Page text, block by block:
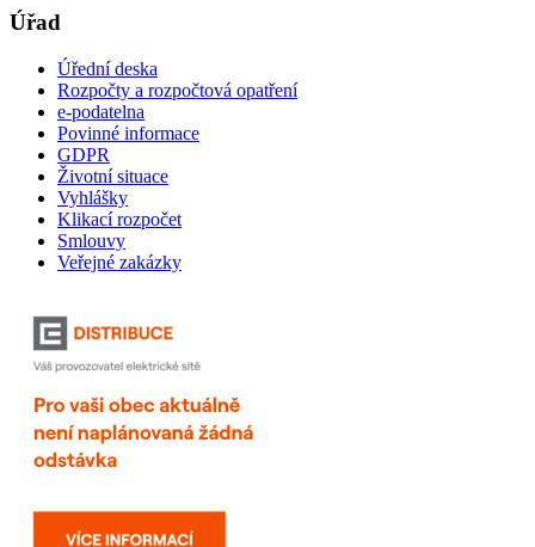
Úřad
Úřední deska
Rozpočty a rozpočtová opatření
e-podatelna
Povinné informace
GDPR
Životní situace
Vyhlášky
Klikací rozpočet
Smlouvy
Veřejné zakázky